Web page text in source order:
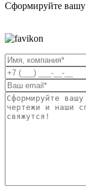
Сформируйте вашу